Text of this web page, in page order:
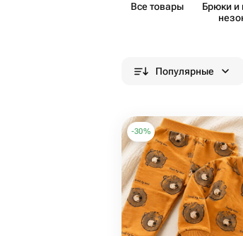
Все товары
Брюки и
Популярные
-30%